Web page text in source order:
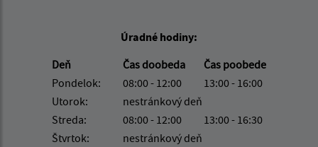
Úradné hodiny:
Deň
Čas doobeda
Čas poobede
Pondelok:
08:00 - 12:00
13:00 - 16:00
Utorok:
nestránkový deň
Streda:
08:00 - 12:00
13:00 - 16:30
Štvrtok:
nestránkový deň